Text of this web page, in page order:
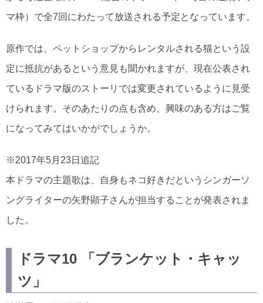
マ枠）で全7回にわたって放送される予定となっています。
原作では、ペットショップからレンタルされる猫という設
定に抵抗があるという意見も聞かれますが、現在公表され
ているドラマ版のストーリでは変更されているように見受
けられます。そのあたりの点も含め、興味のある方はご覧
になってみてはいかがでしょうか。
※2017年5月23日追記
本ドラマの主題歌は、自身もネコ好きだというシンガーソ
ングライターの矢野顕子さんが担当することが発表されま
した。
ドラマ10 「ブランケット・キャッ
ツ」